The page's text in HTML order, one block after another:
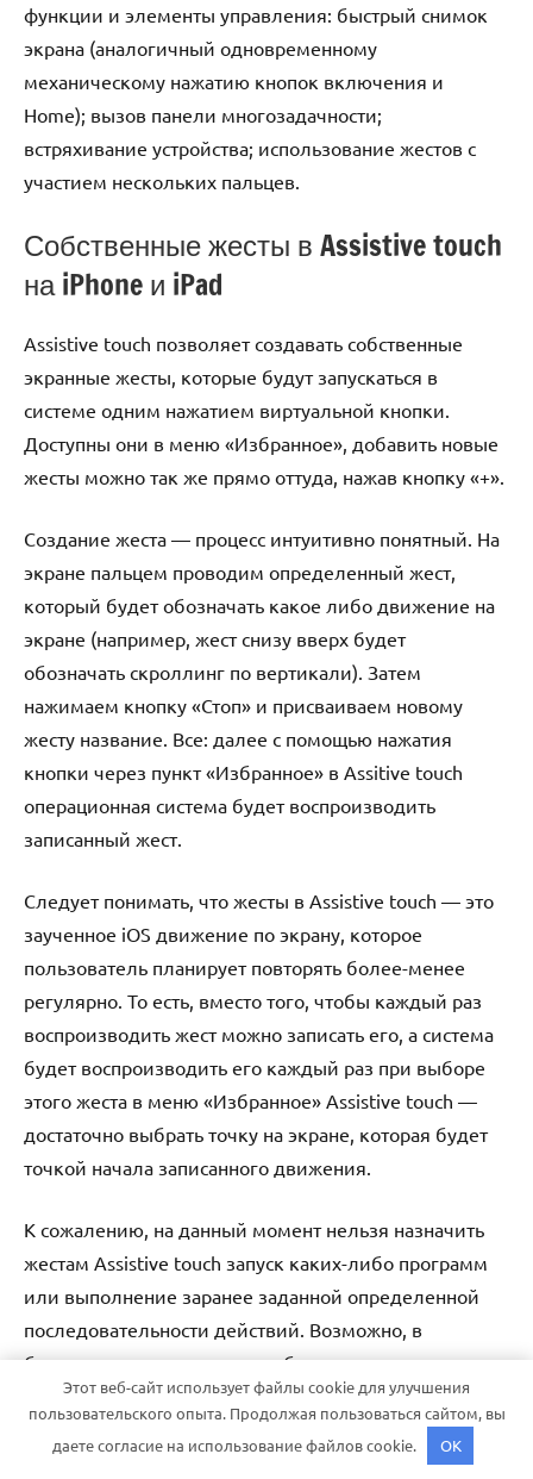
функции и элементы управления: быстрый снимок
экрана (аналогичный одновременному
механическому нажатию кнопок включения и
Home); вызов панели многозадачности;
встряхивание устройства; использование жестов с
участием нескольких пальцев.
Собственные жесты в Assistive touch
на iPhone и iPad
Assistive touch позволяет создавать собственные
экранные жесты, которые будут запускаться в
системе одним нажатием виртуальной кнопки.
Доступны они в меню «Избранное», добавить новые
жесты можно так же прямо оттуда, нажав кнопку «+».
Создание жеста — процесс интуитивно понятный. На
экране пальцем проводим определенный жест,
который будет обозначать какое либо движение на
экране (например, жест снизу вверх будет
обозначать скроллинг по вертикали). Затем
нажимаем кнопку «Стоп» и присваиваем новому
жесту название. Все: далее с помощью нажатия
кнопки через пункт «Избранное» в Assitive touch
операционная система будет воспроизводить
записанный жест.
Следует понимать, что жесты в Assistive touch — это
заученное iOS движение по экрану, которое
пользователь планирует повторять более-менее
регулярно. То есть, вместо того, чтобы каждый раз
воспроизводить жест можно записать его, а система
будет воспроизводить его каждый раз при выборе
этого жеста в меню «Избранное» Assistive touch —
достаточно выбрать точку на экране, которая будет
точкой начала записанного движения.
К сожалению, на данный момент нельзя назначить
жестам Assistive touch запуск каких-либо программ
или выполнение заранее заданной определенной
последовательности действий. Возможно, в
будущем эта возможность и будет доступна
пользователям iPhone и iPad. Тогда использование
быстрой панели универсального доступа станет
актуально не только в случае неисправности тех или
Этот веб-сайт использует файлы cookie для улучшения
пользовательского опыта. Продолжая пользоваться сайтом, вы
даете согласие на использование файлов cookie.
OK